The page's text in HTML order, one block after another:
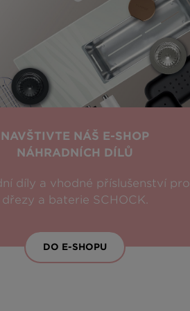
NAVŠTIVTE NÁŠ E-SHOP
NÁHRADNÍCH DÍLŮ
díly a vhodné příslušenství pro
dřezy a baterie SCHOCK.
DO E-SHOPU